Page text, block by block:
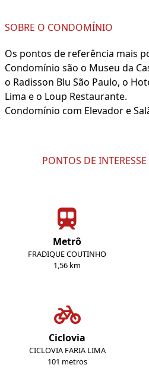
SOBRE O CONDOMÍNIO
Os pontos de referência mais
Condomínio são o Museu da
o Radisson Blu São Paulo, o
Lima e o Loup Restaurante.
Condomínio com Elevador e
PONTOS DE
Metrô
FRADIQUE COUTINHO
1,56 km
Ciclovia
CICLOVIA FARIA LIMA
101 metros